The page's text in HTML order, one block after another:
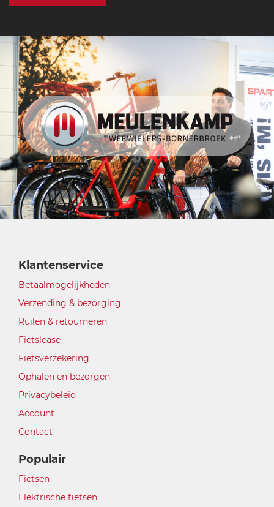
Klantenservice
Betaalmogelijkheden
Verzending & bezorging
Ruilen & retourneren
Fietslease
Fietsverzekering
Ophalen en bezorgen
Privacybeleid
Account
Contact
Populair
Fietsen
Elektrische fietsen